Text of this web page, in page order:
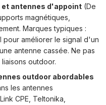
antennes d'appoint (De
magnétiques,
Marques typiques :
pour améliorer le signal d'un
antenne cassée. Ne pas
outdoor.
outdoor abordables
les antennes
CPE, Teltonika,